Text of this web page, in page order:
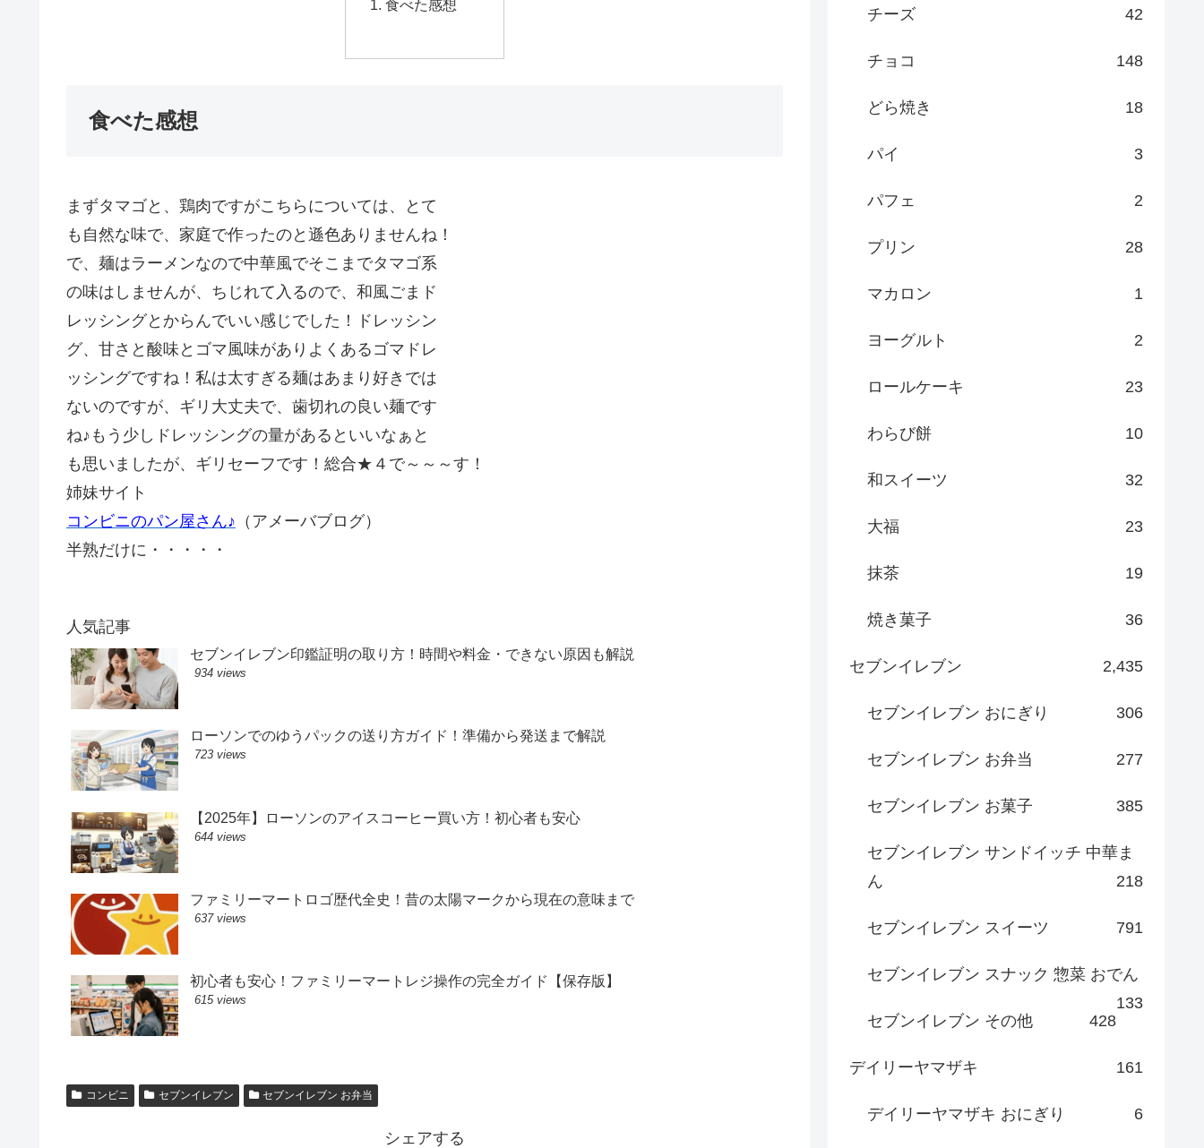
食べた感想
食べた感想
まずタマゴと、鶏肉ですがこちらについては、とて
も自然な味で、家庭で作ったのと遜色ありませんね！
で、麺はラーメンなので中華風でそこまでタマゴ系
の味はしませんが、ちじれて入るので、和風ごまド
レッシングとからんでいい感じでした！ドレッシン
グ、甘さと酸味とゴマ風味がありよくあるゴマドレ
ッシングですね！私は太すぎる麺はあまり好きでは
ないのですが、ギリ大丈夫で、歯切れの良い麺です
ね♪もう少しドレッシングの量があるといいなぁと
も思いましたが、ギリセーフです！総合★４で～～～す！
姉妹サイト
コンビニのパン屋さん♪ （アメーバブログ）
半熟だけに・・・・・
人気記事
セブンイレブン印鑑証明の取り方！時間や料金・できない原因も解説
934 views
ローソンでのゆうパックの送り方ガイド！準備から発送まで解説
723 views
【2025年】ローソンのアイスコーヒー買い方！初心者も安心
644 views
ファミリーマートロゴ歴代全史！昔の太陽マークから現在の意味まで
637 views
初心者も安心！ファミリーマートレジ操作の完全ガイド【保存版】
615 views
コンビニ セブンイレブン セブンイレブン お弁当
シェアする
チーズ 42
チョコ 148
どら焼き 18
パイ 3
パフェ 2
プリン 28
マカロン 1
ヨーグルト 2
ロールケーキ 23
わらび餅 10
和スイーツ 32
大福 23
抹茶 19
焼き菓子 36
セブンイレブン 2,435
セブンイレブン おにぎり 306
セブンイレブン お弁当 277
セブンイレブン お菓子 385
セブンイレブン サンドイッチ 中華ま
ん
218
セブンイレブン スイーツ 791
セブンイレブン スナック 惣菜 おでん
133
セブンイレブン その他
428
デイリーヤマザキ 161
デイリーヤマザキ おにぎり 6